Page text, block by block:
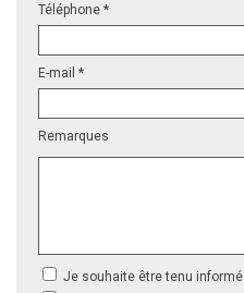
Téléphone *
E-mail *
Remarques
Je souhaite être tenu